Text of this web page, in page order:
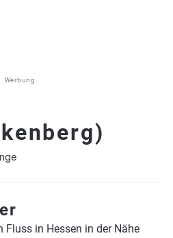
Werbung
Fluss in Hessen in der Nähe